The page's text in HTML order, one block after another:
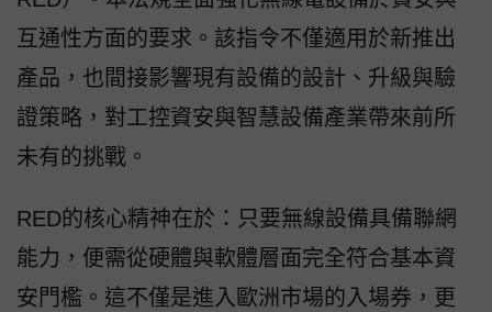
互通性方面的要求。該指令不僅適用於新推出
產品，也間接影響現有設備的設計、升級與驗
證策略，對工控資安與智慧設備產業帶來前所
未有的挑戰。
RED的核心精神在於：只要無線設備具備聯網
能力，便需從硬體與軟體層面完全符合基本資
安門檻。這不僅是進入歐洲市場的入場券，更